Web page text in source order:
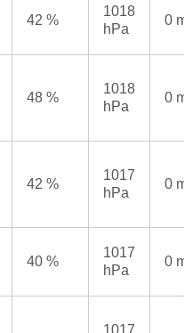
42 %
1018
hPa
0
48 %
1018
hPa
0
42 %
1017
hPa
0
40 %
1017
hPa
0